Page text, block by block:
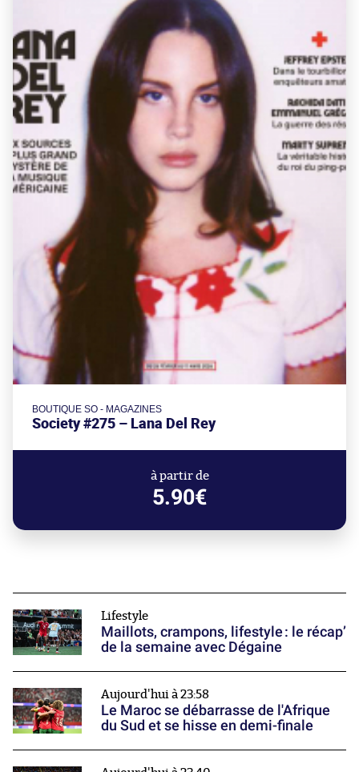
BOUTIQUE SO - MAGAZINES
Society #275 – Lana Del Rey
à partir de
5.90€
Lifestyle
Maillots, crampons, lifestyle : le récap’
de la semaine avec Dégaine
Aujourd'hui à 23:58
Le Maroc se débarrasse de l'Afrique
du Sud et se hisse en demi-finale